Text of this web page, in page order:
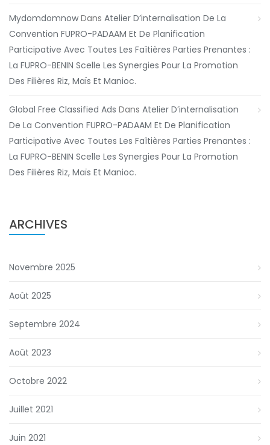
Mydomdomnow Dans Atelier D’internalisation De La
Convention FUPRO-PADAAM Et De Planification
Participative Avec Toutes Les Faîtières Parties Prenantes :
La FUPRO-BENIN Scelle Les Synergies Pour La Promotion
Des Filières Riz, Maïs Et Manioc.
Global Free Classified Ads Dans Atelier D’internalisation
De La Convention FUPRO-PADAAM Et De Planification
Participative Avec Toutes Les Faîtières Parties Prenantes :
La FUPRO-BENIN Scelle Les Synergies Pour La Promotion
Des Filières Riz, Maïs Et Manioc.
ARCHIVES
Novembre 2025
Août 2025
Septembre 2024
Août 2023
Octobre 2022
Juillet 2021
Juin 2021